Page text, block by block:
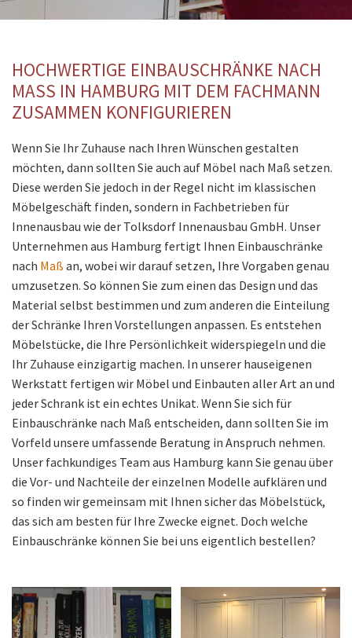
HOCHWERTIGE EINBAUSCHRÄNKE NACH
MASS IN HAMBURG MIT DEM FACHMANN Z
USAMMEN KONFIGURIEREN
Wenn Sie Ihr Zuhause nach Ihren Wünschen gestalten
möchten, dann sollten Sie auch auf Möbel nach Maß setzen.
Diese werden Sie jedoch in der Regel nicht im klassischen
Möbelgeschäft finden, sondern in Fachbetrieben für
Innenausbau wie der Tolksdorf Innenausbau GmbH. Unser
Unternehmen aus Hamburg fertigt Ihnen Einbauschränke
nach Maß an, wobei wir darauf setzen, Ihre Vorgaben genau
umzusetzen. So können Sie zum einen das Design und das
Material selbst bestimmen und zum anderen die Einteilung
der Schränke Ihren Vorstellungen anpassen. Es entstehen
Möbelstücke, die Ihre Persönlichkeit widerspiegeln und die
Ihr Zuhause einzigartig machen. In unserer hauseigenen
Werkstatt fertigen wir Möbel und Einbauten aller Art an und
jeder Schrank ist ein echtes Unikat. Wenn Sie sich für
Einbauschränke nach Maß entscheiden, dann sollten Sie im
Vorfeld unsere umfassende Beratung in Anspruch nehmen.
Unser fachkundiges Team aus Hamburg kann Sie genau über
die Vor- und Nachteile der einzelnen Modelle aufklären und
so finden wir gemeinsam mit Ihnen sicher das Möbelstück,
das sich am besten für Ihre Zwecke eignet. Doch welche
Einbauschränke können Sie bei uns eigentlich bestellen?